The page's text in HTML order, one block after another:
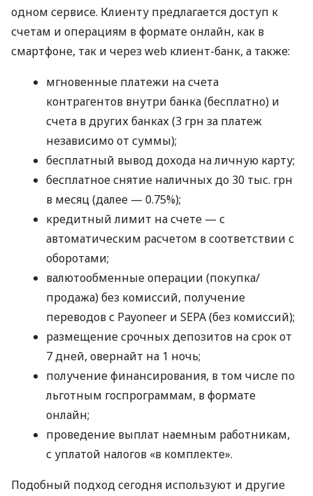
одном сервисе. Клиенту предлагается доступ к
счетам и операциям в формате онлайн, как в
смартфоне, так и через web клиент-банк, а также:
мгновенные платежи на счета
контрагентов внутри банка (бесплатно) и
счета в других банках (3 грн за платеж
независимо от суммы);
бесплатный вывод дохода на личную карту;
бесплатное снятие наличных до 30 тыс. грн
в месяц (далее — 0.75%);
кредитный лимит на счете — с
автоматическим расчетом в соответствии с
оборотами;
валютообменные операции (покупка/
продажа) без комиссий, получение
переводов с Payoneer и SEPA (без комиссий);
размещение срочных депозитов на срок от
7 дней, овернайт на 1 ночь;
получение финансирования, в том числе по
льготным госпрограммам, в формате
онлайн;
проведение выплат наемным работникам,
с уплатой налогов «в комплекте».
Подобный подход сегодня используют и другие